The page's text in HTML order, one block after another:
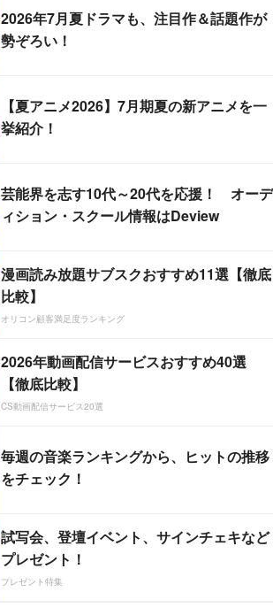
2026年7月夏ドラマも、注目作＆話題作が
勢ぞろい！
【夏アニメ2026】7月期夏の新アニメを一
挙紹介！
芸能界を志す10代～20代を応援！ オーデ
ィション・スクール情報はDeview
漫画読み放題サブスクおすすめ11選【徹底
比較】
オリコン顧客満足度ランキング
2026年動画配信サービスおすすめ40選
【徹底比較】
CS動画配信サービス20選
毎週の音楽ランキングから、ヒットの推移
をチェック！
試写会、登壇イベント、サインチェキなど
プレゼント！
プレゼント特集